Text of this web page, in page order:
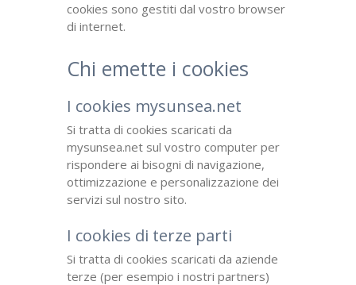
cookies sono gestiti dal vostro browser
di internet.
Chi emette i cookies
I cookies mysunsea.net
Si tratta di cookies scaricati da
mysunsea.net sul vostro computer per
rispondere ai bisogni di navigazione,
ottimizzazione e personalizzazione dei
servizi sul nostro sito.
I cookies di terze parti
Si tratta di cookies scaricati da aziende
terze (per esempio i nostri partners)